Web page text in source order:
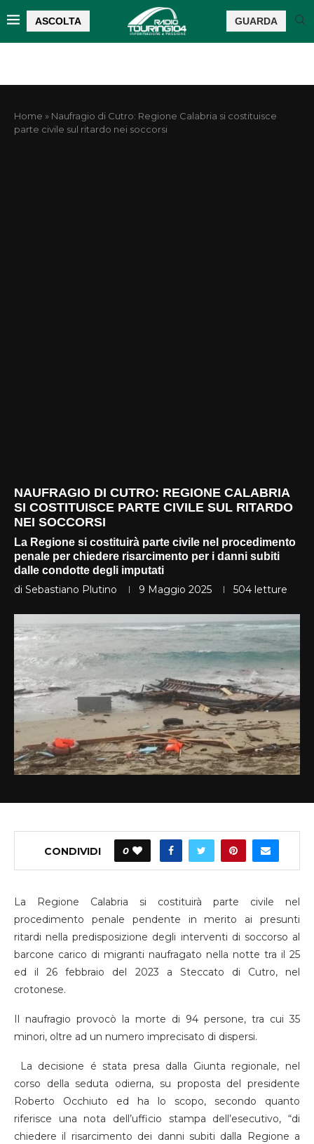
ASCOLTA GUARDA
Home » Naufragio di Cutro: Regione Calabria si costituisce
parte civile sul ritardo nei soccorsi
NAUFRAGIO DI CUTRO: REGIONE CALABRIA
SI COSTITUISCE PARTE CIVILE SUL RITARDO
NEI SOCCORSI
La Regione si costituirà parte civile nel procedimento
penale per chiedere risarcimento per i danni subiti
dalle condotte degli imputati
di Sebastiano Plutino 9 Maggio 2025 504 letture
CONDIVIDI 0
La Regione Calabria si costituirà parte civile nel
procedimento penale pendente in merito ai presunti
ritardi nella predisposizione degli interventi di soccorso al
barcone carico di migranti naufragato nella notte tra il 25
ed il 26 febbraio del 2023 a Steccato di Cutro, nel
crotonese.
Il naufragio provocò la morte di 94 persone, tra cui 35
minori, oltre ad un numero imprecisato di dispersi.
La decisione é stata presa dalla Giunta regionale, nel
corso della seduta odierna, su proposta del presidente
Roberto Occhiuto ed ha lo scopo, secondo quanto
riferisce una nota dell’ufficio stampa dell’esecutivo, “di
chiedere il risarcimento dei danni subiti dalla Regione a